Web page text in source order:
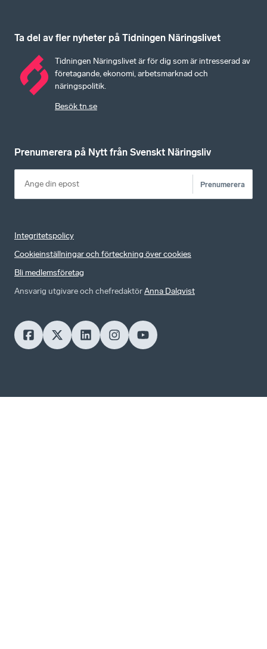
Ta del av fler nyheter på Tidningen Näringslivet
Tidningen Näringslivet är för dig som är intresserad av
företagande, ekonomi, arbetsmarknad och
näringspolitik.
Besök tn.se
Prenumerera på Nytt från Svenskt Näringsliv
Prenumerera
Integritetspolicy
Cookieinställningar och förteckning över cookies
Bli medlemsföretag
Ansvarig utgivare och chefredaktörAnna Dalqvist